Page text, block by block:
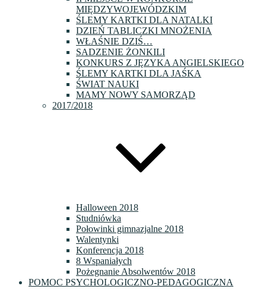
MIĘDZYWOJEWÓDZKIM
ŚLEMY KARTKI DLA NATALKI
DZIEŃ TABLICZKI MNOŻENIA
WŁAŚNIE DZIŚ…
SADZENIE ŻONKILI
KONKURS Z JĘZYKA ANGIELSKIEGO
ŚLEMY KARTKI DLA JAŚKA
ŚWIAT NAUKI
MAMY NOWY SAMORZĄD
2017/2018
Halloween 2018
Studniówka
Połowinki gimnazjalne 2018
Walentynki
Konferencja 2018
8 Wspaniałych
Pożegnanie Absolwentów 2018
POMOC PSYCHOLOGICZNO-PEDAGOGICZNA